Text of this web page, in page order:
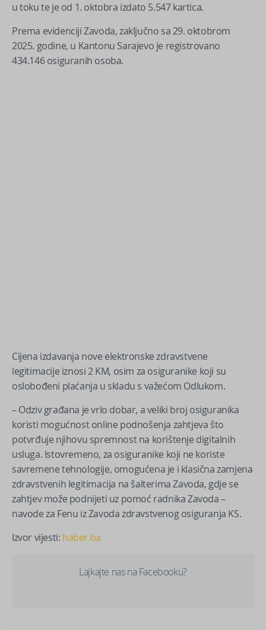
u toku te je od 1. oktobra izdato 5.547 kartica.
Prema evidenciji Zavoda, zaključno sa 29. oktobrom
2025. godine, u Kantonu Sarajevo je registrovano
434.146 osiguranih osoba.
Cijena izdavanja nove elektronske zdravstvene
legitimacije iznosi 2 KM, osim za osiguranike koji su
oslobođeni plaćanja u skladu s važećom Odlukom.
– Odziv građana je vrlo dobar, a veliki broj osiguranika
koristi mogućnost online podnošenja zahtjeva što
potvrđuje njihovu spremnost na korištenje digitalnih
usluga. Istovremeno, za osiguranike koji ne koriste
savremene tehnologije, omogućena je i klasična zamjena
zdravstvenih legitimacija na šalterima Zavoda, gdje se
zahtjev može podnijeti uz pomoć radnika Zavoda –
navode za Fenu iz Zavoda zdravstvenog osiguranja KS.
Izvor vijesti: haber.ba
Lajkajte nas na Facebooku?